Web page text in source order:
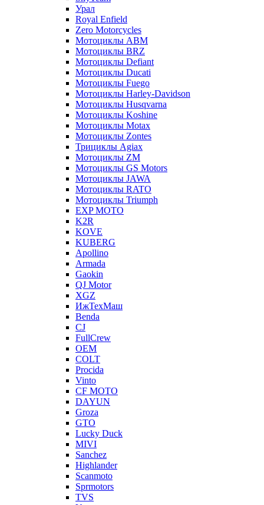
Урал
Royal Enfield
Zero Motorcycles
Мотоциклы ABM
Мотоциклы BRZ
Мотоциклы Defiant
Мотоциклы Ducati
Мотоциклы Fuego
Мотоциклы Harley-Davidson
Мотоциклы Husqvarna
Мотоциклы Koshine
Мотоциклы Motax
Мотоциклы Zontes
Трициклы Agiax
Мотоциклы ZM
Мотоциклы GS Motors
Мотоциклы JAWA
Мотоциклы RATO
Мотоциклы Triumph
EXP MOTO
K2R
KOVE
KUBERG
Apollino
Armada
Gaokin
QJ Motor
XGZ
ИжТехМаш
Benda
CJ
FullCrew
OEM
COLT
Procida
Vinto
CF MOTO
DAYUN
Groza
GTO
Lucky Duck
MIVI
Sanchez
Highlander
Scanmoto
Sprmotors
TVS